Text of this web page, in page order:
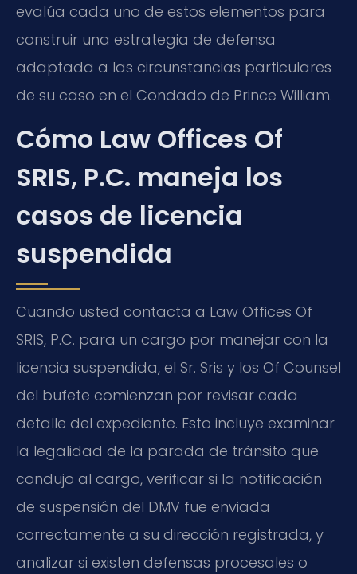
evalúa cada uno de estos elementos para
construir una estrategia de defensa
adaptada a las circunstancias particulares
de su caso en el Condado de Prince William.
Cómo Law Offices Of
SRIS, P.C. maneja los
casos de licencia
suspendida
Cuando usted contacta a Law Offices Of
SRIS, P.C. para un cargo por manejar con la
licencia suspendida, el Sr. Sris y los Of Counsel
del bufete comienzan por revisar cada
detalle del expediente. Esto incluye examinar
la legalidad de la parada de tránsito que
condujo al cargo, verificar si la notificación
de suspensión del DMV fue enviada
correctamente a su dirección registrada, y
analizar si existen defensas procesales o